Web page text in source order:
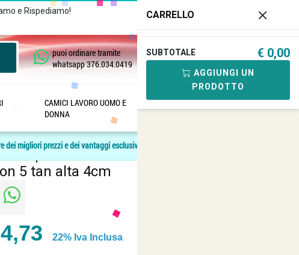
e Rispediamo! Chiamaci
puoi ordinare tramite
whatsapp 376.034.0419
0
CAMICI LAVORO UOMO E
DONNA
SANITARIA
ANFIBI E
dei migliori prezzi e dei vantaggi esclusivi.
Recensisci questo articolo
3 punti soft air tactical assault large
5 tan alta 4cm
22% Iva Inclusa
CARRELLO
SUBTOTALE € 0,00
AGGIUNGI UN
PRODOTTO